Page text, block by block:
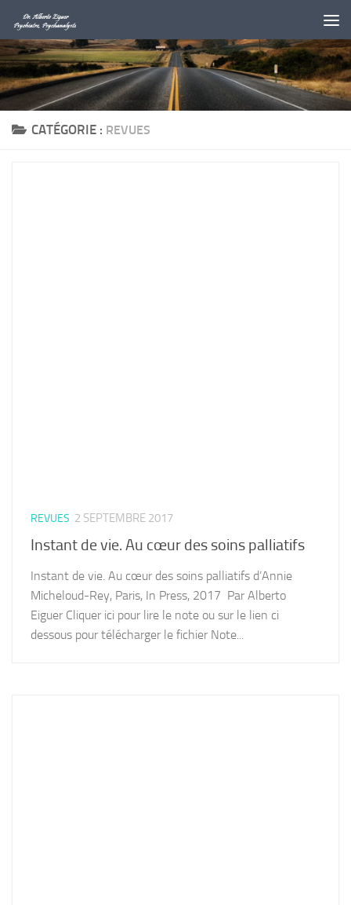
Au dessous du contenu
CATÉGORIE : REVUES
REVUES 2 SEPTEMBRE 2017
Instant de vie. Au cœur des soins palliatifs
Instant de vie. Au cœur des soins palliatifs d’Annie
Micheloud-Rey, Paris, In Press, 2017 Par Alberto
Eiguer Cliquer ici pour lire le note ou sur le lien ci
dessous pour télécharger le fichier Note...